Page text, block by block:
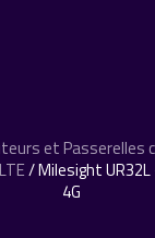
et Passerelles
/ Milesight
4G